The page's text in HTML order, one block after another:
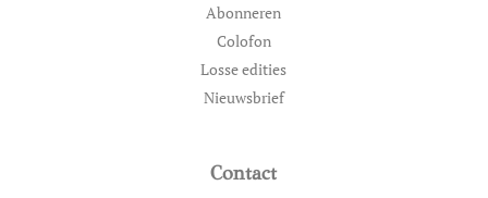
Abonneren
Colofon
Losse edities
Nieuwsbrief
Contact